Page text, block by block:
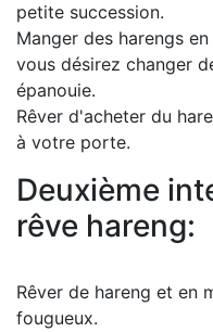
petite succession.
Manger des harengs
vous désirez changer
épanouie.
Rêver d'acheter du
à votre porte.
Deuxième
rêve hareng:
Rêver de hareng et en
fougueux.